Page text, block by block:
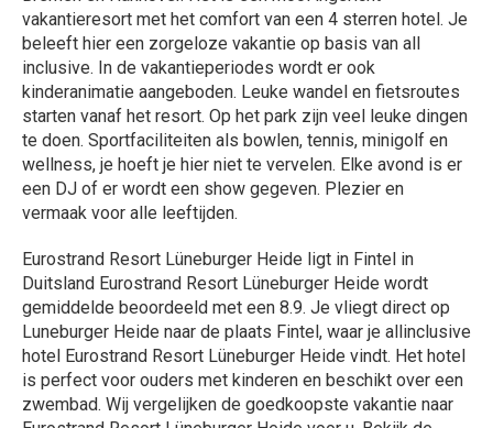
Eurostrand Resort Lüneburger Heide voor u. Bekijk de
reviews en boek direct uw vakantie.
Bekijk het aanbod van alle
aanbieders !
324 Aanbiedingen